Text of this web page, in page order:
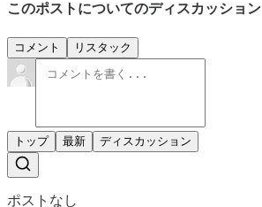
このポストについてのディスカッション
コメント リスタック
トップ 最新 ディスカッション
ポストなし